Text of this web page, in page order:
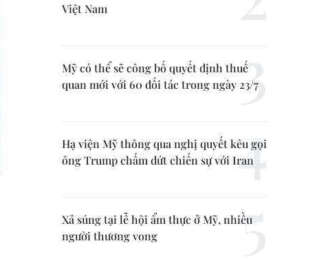
Việt Nam
Mỹ có thể sẽ công bố quyết định thuế
quan mới với 60 đối tác trong ngày 23/7
Hạ viện Mỹ thông qua nghị quyết kêu gọi
ông Trump chấm dứt chiến sự với Iran
Xả súng tại lễ hội ẩm thực ở Mỹ, nhiều
người thương vong